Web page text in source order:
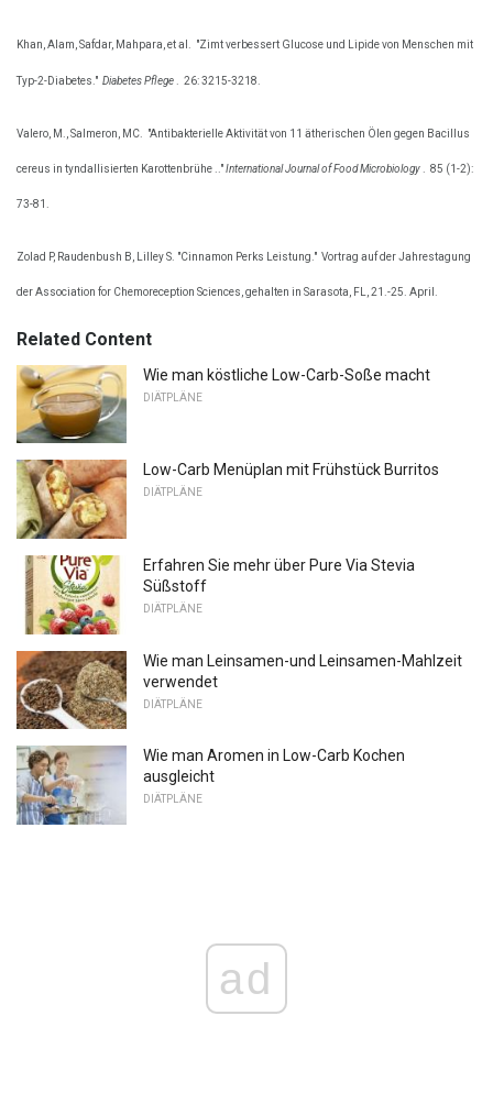
Khan, Alam, Safdar, Mahpara, et al. "Zimt verbessert Glucose und Lipide von Menschen mit
Typ-2-Diabetes." Diabetes Pflege 26: 3215-3218.
Valero, M., Salmeron, MC. "Antibakterielle Aktivität von 11 ätherischen Ölen gegen Bacillus
cereus in tyndallisierten Karottenbrühe .."International Journal of Food Microbiology 85 (1-2):
73-81.
Zolad P, Raudenbush B, Lilley S. "Cinnamon Perks Leistung." Vortrag auf der Jahrestagung
der Association for Chemoreception Sciences, gehalten in Sarasota, FL, 21.-25. April.
Related Content
Wie man köstliche Low-Carb-Soße macht
DIÄTPLÄNE
Low-Carb Menüplan mit Frühstück Burritos
DIÄTPLÄNE
Erfahren Sie mehr über Pure Via Stevia
Süßstoff
DIÄTPLÄNE
Wie man Leinsamen-und Leinsamen-Mahlzeit
verwendet
DIÄTPLÄNE
Wie man Aromen in Low-Carb Kochen
ausgleicht
DIÄTPLÄNE
ad